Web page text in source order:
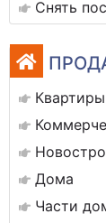
Снять
Квартиры
Дома
Части